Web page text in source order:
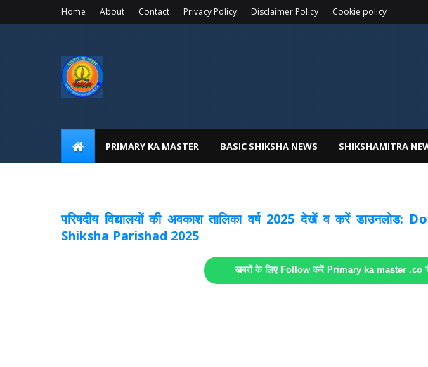
Home About Contact Privacy Policy Disclaimer Policy Cookie policy
PRIMARY KA MASTER BASIC SHIKSHA NEWS SHIKSHAMITRA
परिषदीय विद्यालयों की अवकाश तालिका वर्ष 2025 देखें व करें
Shiksha Parishad 2025
खबरों के लिए Follow करें Primary ka master .co